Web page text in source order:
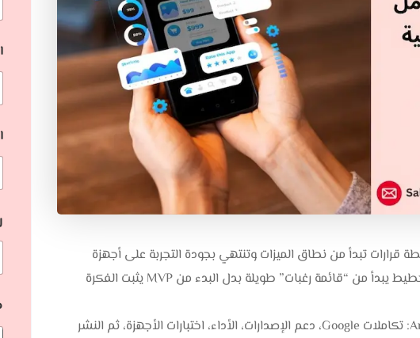
قرارات تبدأ من نطاق الميزات وتنتهي بجودة التجربة على أجهزة
وإصدارات متعددة، فكثير من الميزانيات تتضخم لأن التخطيط يبدأ من “قائمة رغبات” طويلة بدل البدء من MVP يثبت الفكرة
هذا المقال يشرح عوامل التسعير الحقيقية في Android: تكاملات Google، دعم الإصدارات، الأداء، اختبارات الأجهزة، ثم النشر